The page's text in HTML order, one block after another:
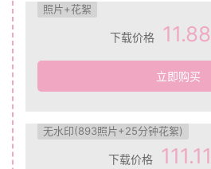
照片+花絮
下载价格 11.88
立即购买
无水印(893照片+25分钟花絮)
下载价格 111.11